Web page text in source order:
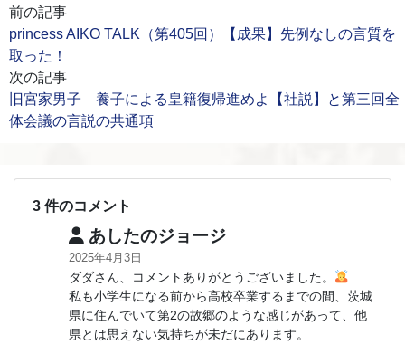
前の記事
princess AIKO TALK（第405回）【成果】先例なしの言質を
取った！
次の記事
旧宮家男子 養子による皇籍復帰進めよ【社説】と第三回全
体会議の言説の共通項
3 件のコメント
あしたのジョージ
2025年4月3日
ダダさん、コメントありがとうございました。
私も小学生になる前から高校卒業するまでの間、茨城
県に住んでいて第2の故郷のような感じがあって、他
県とは思えない気持ちが未だにあります。